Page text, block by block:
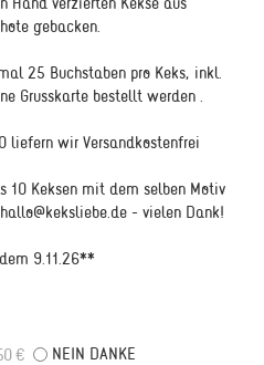
gebacken.
25 Buchstaben pro Keks, inkl.
Grusskarte bestellt werden .
liefern wir Versandkostenfrei
10 Keksen mit dem selben Motiv
- vielen Dank!
9.11.26**
€ NEIN DANKE